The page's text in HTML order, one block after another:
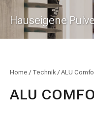
Hauseigene
Home /Technik /ALU
ALU